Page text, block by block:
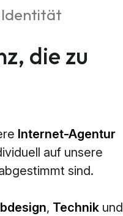
Identität
die zu
Internet-Agentur
auf unsere
sind.
, Technik und